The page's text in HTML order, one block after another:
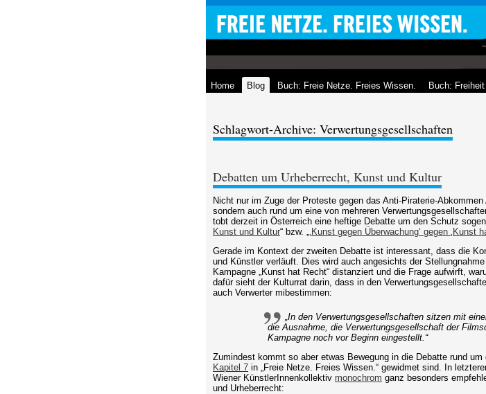
Home Blog Buch: Freie Netze. Freies Wissen. Buch:
Schlagwort-Archive: Verwertungsgesellschaften
Debatten um Urheberrecht, Kunst und Kultur
Nicht nur im Zuge der Proteste gegen das Anti-Piraterie-Abkommen
sondern auch rund um eine von mehreren
tobt derzeit in Österreich eine heftige Debatte um den Schutz
Kunst und Kultur“ bzw. „‚Kunst gegen Überwachung‘ gegen ‚Kunst
Gerade im Kontext der zweiten Debatte ist interessant, dass die
und Künstler verläuft. Dies wird auch angesichts der
Kampagne „Kunst hat Recht“ distanziert und die Frage aufwirft,
dafür sieht der Kulturrat darin, dass in den
auch Verwerter mibestimmen:
„In den Verwertungsgesellschaften sitzen mit
die Ausnahme, die Verwertungsgesellschaft der
Kampagne noch vor Beginn eingestellt.“
Zumindest kommt so aber etwas Bewegung in die Debatte rund um
Kapitel 7 in „Freie Netze. Freies Wissen.“ gewidmet sind. In
Wiener KünstlerInnenkollektiv monochrom ganz besonders
und Urheberrecht: